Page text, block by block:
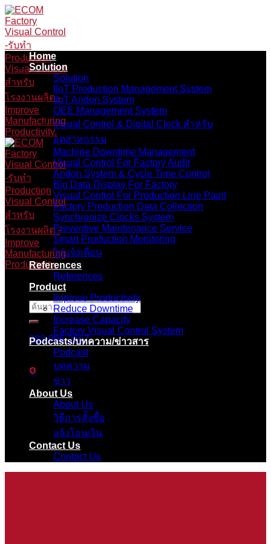
Skip
to
content
ค้นหา:
083-096-2657
0
ตะกร้าสินค้า
ไม่มีสินค้าในตะกร้า
Home
Solution
Solution
IIoT Production Management System
IIoT Andon System
OEE Management System
Visual Control & Digital Clock สำหรับ
อุตสาหกรรม
Machine Downtime Management
Visual Control For Factory Audit
Andon System & Cycle Time Control
Big Data Display For Factory
Visual Control For Production Line Paint
Factory Production Data Collection
Synchronize Clocks System
Preventive Maintenance Service
Smart Production Monitoring
ไก่แจ้งเตือน
References
References
Product
Improve Productivity
Reduce Downtime
Increase Capacity
Factory Visual Control System
Podcasts/บทความ/ข่าวสาร
Podcast
บทความ
ข่าว
About Us
About Us
วิธีการสั้งซื้อ
แจ้งโอนเงิน
Contact Us
Contact Us